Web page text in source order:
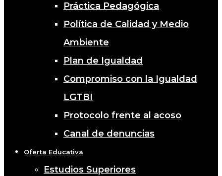
Práctica Pedagógica
Política de Calidad y Medio
Ambiente
Plan de Igualdad
Compromiso con la Igualdad
LGTBI
Protocolo frente al acoso
Canal de denuncias
Oferta Educativa
Estudios Superiores